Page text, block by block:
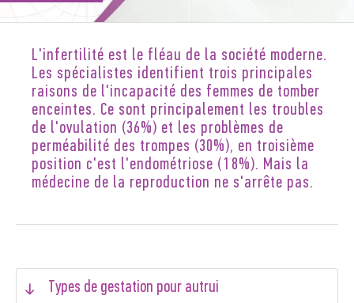
L'infertilité est le fléau de la société moderne.
Les spécialistes identifient trois principales
raisons de l'incapacité des femmes de tomber
enceintes. Ce sont principalement les troubles
de l'ovulation (36%) et les problèmes de
perméabilité des trompes (30%), en troisième
position c'est l'endométriose (18%). Mais la
médecine de la reproduction ne s'arrête pas.
Types de gestation pour autrui